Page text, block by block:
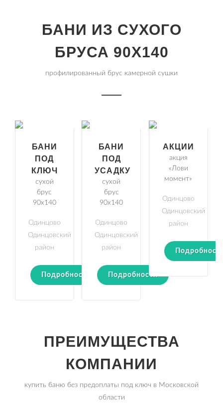
БАНИ ИЗ СУХОГО
БРУСА 90Х140
профилированный брус камерной сушки
БАНИ
ПОД
КЛЮЧ
сухой
брус
90х140
Одинцово
Одинцовский
район
Подробности
БАНИ
ПОД
УСАДКУ
сухой
брус
90х140
Одинцово
Одинцовский
район
Подробности
АКЦИИ
акция
«Лови
момент»
Одинцово
Одинцовский
район
ПРЕИМУЩЕСТВА
КОМПАНИИ
купить баню без предоплаты под ключ в Московской
области